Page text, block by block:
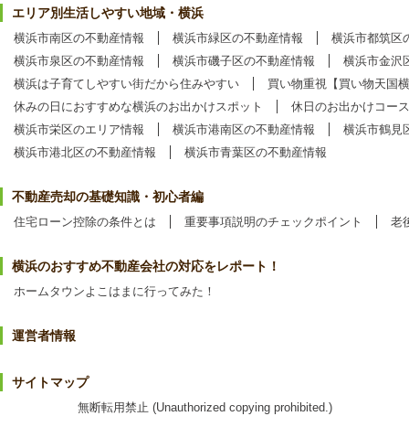
エリア別生活しやすい地域・横浜
横浜市南区の不動産情報 横浜市緑区の不動産情報
横浜市都筑区
横浜市泉区の不動産情報
横浜市磯子区の不動産情報
横浜市金沢
横浜は子育てしやすい街だから住みやすい
買い物重視【買い物天国
休みの日におすすめな横浜のお出かけスポット
休日のお出かけコー
横浜市栄区のエリア情報
横浜市港南区の不動産情報
横浜市鶴見
横浜市港北区の不動産情報
横浜市青葉区の不動産情報
不動産売却の基礎知識・初心者編
住宅ローン控除の条件とは 重要事項説明のチェックポイント 老
横浜のおすすめ不動産会社の対応をレポート！
ホームタウンよこはまに行ってみた！
運営者情報
サイトマップ
無断転用禁止 (Unauthorized copying prohibited.)